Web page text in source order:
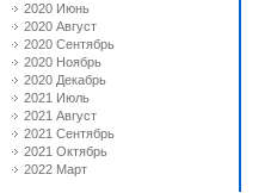
2020 Июнь
2020 Август
2020 Сентябрь
2020 Ноябрь
2020 Декабрь
2021 Июль
2021 Август
2021 Сентябрь
2021 Октябрь
2022 Март